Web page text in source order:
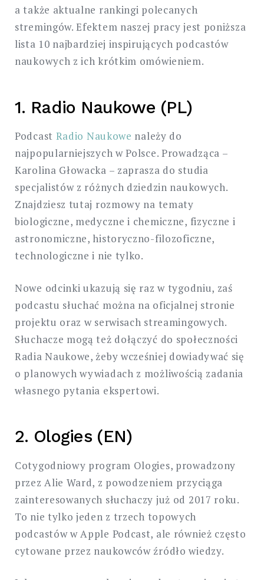
a także aktualne rankingi polecanych
stremingów. Efektem naszej pracy jest poniższa
lista 10 najbardziej inspirujących podcastów
naukowych z ich krótkim omówieniem.
1. Radio Naukowe (PL)
Podcast Radio Naukowe należy do
najpopularniejszych w Polsce. Prowadząca –
Karolina Głowacka – zaprasza do studia
specjalistów z różnych dziedzin naukowych.
Znajdziesz tutaj rozmowy na tematy
biologiczne, medyczne i chemiczne, fizyczne i
astronomiczne, historyczno-filozoficzne,
technologiczne i nie tylko.
Nowe odcinki ukazują się raz w tygodniu, zaś
podcastu słuchać można na oficjalnej stronie
projektu oraz w serwisach streamingowych.
Słuchacze mogą też dołączyć do społeczności
Radia Naukowe, żeby wcześniej dowiadywać się
o planowych wywiadach z możliwością zadania
własnego pytania ekspertowi.
2. Ologies (EN)
Cotygodniowy program Ologies, prowadzony
przez Alie Ward, z powodzeniem przyciąga
zainteresowanych słuchaczy już od 2017 roku.
To nie tylko jeden z trzech topowych
podcastów w Apple Podcast, ale również często
cytowane przez naukowców źródło wiedzy.